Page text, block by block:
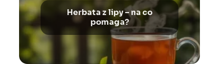
Herbata z lipy – na co
pomaga?